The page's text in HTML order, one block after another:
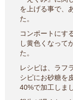
を上げる事で、
た。
コンポートにす
し黄色くなって
た。
レシピは、ラフ
シピにお砂糖を
40%で加工しま